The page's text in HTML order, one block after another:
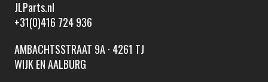
JLParts.nl
+31(0)416 724 936
AMBACHTSSTRAAT 9A · 4261 TJ
WIJK EN AALBURG